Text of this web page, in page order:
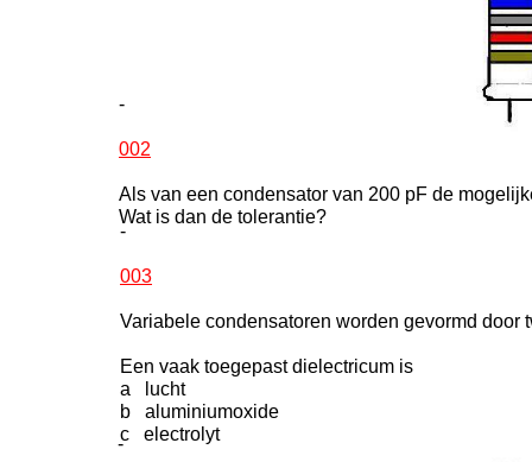
-
002
Als van een condensator van 200 pF de
Wat is dan de tolerantie?
-
003
Variabele condensatoren worden gevormd
Een vaak toegepast dielectricum is
a lucht
b aluminiumoxide
c electrolyt
-